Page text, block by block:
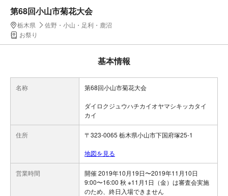
第68回小山市菊花大会
栃木県
佐野・小山・足利・鹿沼
お祭り
基本情報
名称 第68回小山市菊花大会
ダイロクジュウハチカイオヤマシキッカタイ
カイ
住所 〒323-0065 栃木県小山市下国府塚25-1
地図を見る
営業時間
開催 2019年10月19日〜2019年11月10日
9:00〜16:00 秋 ※11月1日（金）は審査会実施
のため、終日入場できません